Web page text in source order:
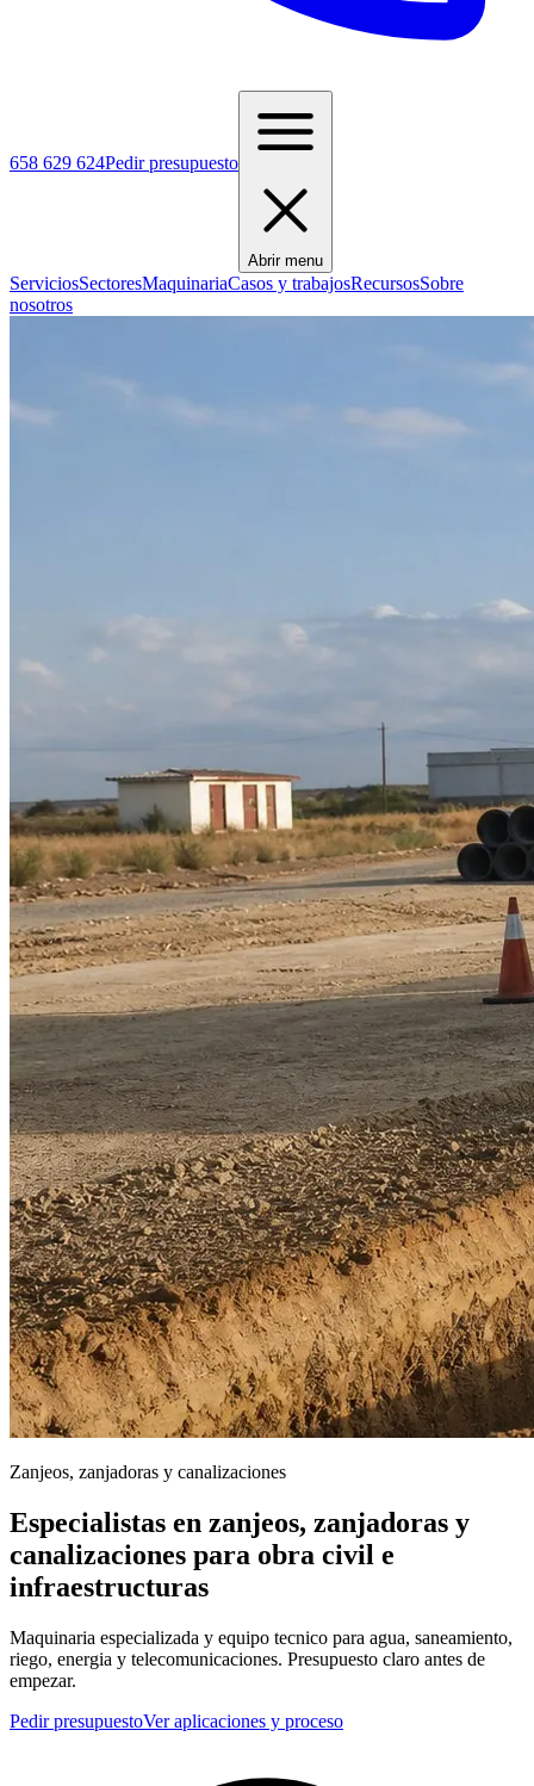
658 629 624Pedir presupuesto
Abrir menu
ServiciosSectoresMaquinariaCasos y trabajosRecursosSobre
nosotros
Zanjeos, zanjadoras y canalizaciones
Especialistas en zanjeos, zanjadoras y
canalizaciones para obra civil e
infraestructuras
Maquinaria especializada y equipo tecnico para agua, saneamiento,
riego, energia y telecomunicaciones. Presupuesto claro antes de
empezar.
Pedir presupuestoVer aplicaciones y proceso